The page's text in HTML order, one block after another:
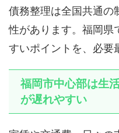
債務整理は全国共通の
性があります。福岡県
すいポイントを、必要
福岡市中心部は生
が遅れやすい